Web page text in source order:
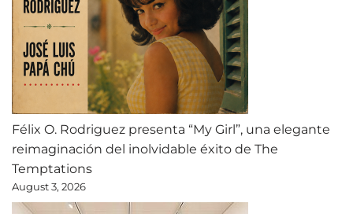
Félix O. Rodriguez presenta “My Girl”, una elegante
reimaginación del inolvidable éxito de The
Temptations
August 3, 2026